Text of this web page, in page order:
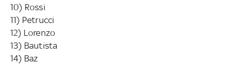
10) Rossi
11) Petrucci
12) Lorenzo
13) Bautista
14) Baz